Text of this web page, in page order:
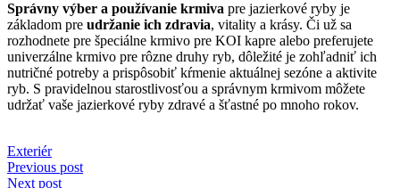
Správny výber a používanie krmiva pre jazierkové ryby je
základom pre udržanie ich zdravia, vitality a krásy. Či už sa
rozhodnete pre špeciálne krmivo pre KOI kapre alebo preferujete
univerzálne krmivo pre rôzne druhy ryb, dôležité je zohľadniť ich
nutričné potreby a prispôsobiť kŕmenie aktuálnej sezóne a aktivite
ryb. S pravidelnou starostlivosťou a správnym krmivom môžete
udržať vaše jazierkové ryby zdravé a šťastné po mnoho rokov.
Exteriér
Navigácia
Previous post
Next post